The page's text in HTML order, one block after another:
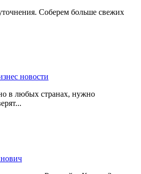
Соберем больше свежих
новости
в любых странах, нужно